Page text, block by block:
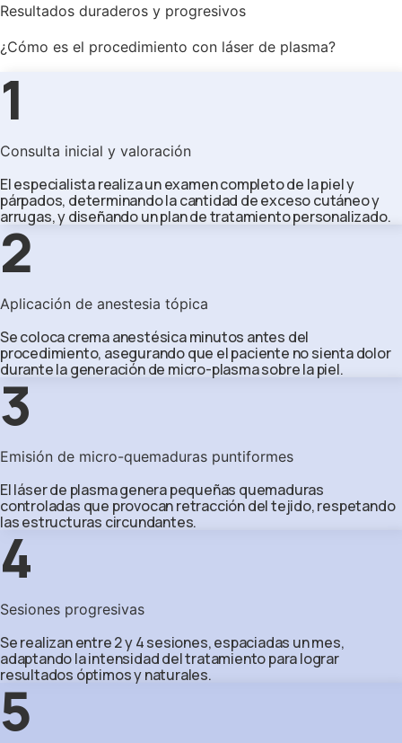
Resultados duraderos y progresivos
¿Cómo es el procedimiento con láser de plasma?
1
Consulta inicial y valoración
El especialista realiza un examen completo de la piel y
párpados, determinando la cantidad de exceso cutáneo y
arrugas, y diseñando un plan de tratamiento personalizado.
2
Aplicación de anestesia tópica
Se coloca crema anestésica minutos antes del
procedimiento, asegurando que el paciente no sienta dolor
durante la generación de micro-plasma sobre la piel.
3
Emisión de micro-quemaduras puntiformes
El láser de plasma genera pequeñas quemaduras
controladas que provocan retracción del tejido, respetando
las estructuras circundantes.
4
Sesiones progresivas
Se realizan entre 2 y 4 sesiones, espaciadas un mes,
adaptando la intensidad del tratamiento para lograr
resultados óptimos y naturales.
5